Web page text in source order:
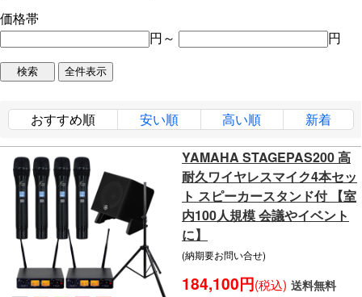
価格帯
円～
円
おすすめ順 安い順 高い順 新着
YAMAHA STAGEPAS200 高
耐久ワイヤレスマイク4本セッ
ト スピーカースタンド付 【室
内100人規模 会議やイベント
に】
(納期要お問い合せ)
184,100円(税込) 送料無料